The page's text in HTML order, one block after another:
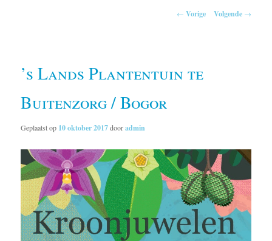
← Vorige Volgende →
’s Lands Plantentuin te
Buitenzorg / Bogor
Geplaatst op 10 oktober 2017dooradmin